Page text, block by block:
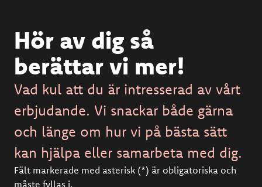
Hör av dig så
berättar vi mer!
Vad kul att du är intresserad av vårt
erbjudande. Vi snackar både gärna
och länge om hur vi på bästa sätt
kan hjälpa eller samarbeta med dig.
Fält markerade med asterisk (*) är obligatoriska och
måste fyllas i.